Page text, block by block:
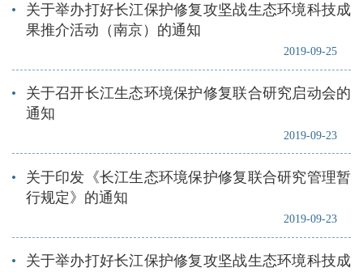
2019-09-25
关于举办打好长江保护修复攻坚战生态环境科技成
果推介活动（南京）的通知
2019-09-23
关于召开长江生态环境保护修复联合研究启动会的
通知
2019-09-23
关于印发《长江生态环境保护修复联合研究管理暂
行规定》的通知
关于举办打好长江保护修复攻坚战生态环境科技成